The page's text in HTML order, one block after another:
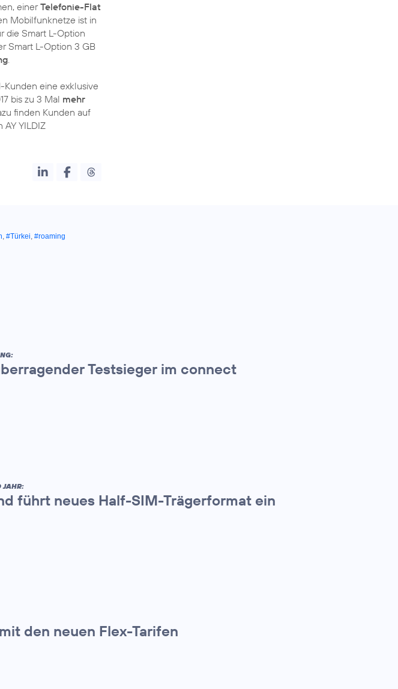
einerTelefonie-Flat
Mobilfunknetze ist in
die Smart L-Option
Smart L-Option 3 GB
.
eine exklusive
bis zu 3 Mal mehr
finden Kunden auf
YILDIZ
, #Türkei, #roaming
Testsieger im connect
JAHR:
führt neues Half-SIM-Trägerformat ein
den neuen Flex-Tarifen